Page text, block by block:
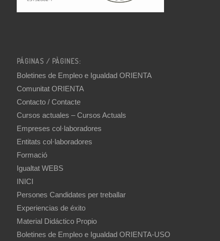
PÁGINAS / PÀGINES:
Boletines de Empleo e Igualdad ORIENTA
Comunitat ORIENTA
Contacto / Contacte
Cursos actuales – Cursos Actuals
Empreses col·laboradores
Entitats col·laboradores
Formació
Igualtat WEBS
INICI
Persones Candidates per treballar
Experiencias de éxito
Material Didáctico Propio
Boletines de Empleo e Igualdad ORIENTA-USO